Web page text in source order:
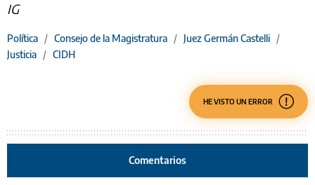
IG
Política / Consejo de la Magistratura / Juez Germán Castelli /
Justicia / CIDH
HE VISTO UN ERROR
Comentarios